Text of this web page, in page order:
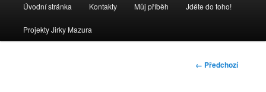
navigační
Úvodní stránka Kontakty Můj příběh Jděte do toho!
Projekty Jirky Mazura
Navigace
← Předchozí